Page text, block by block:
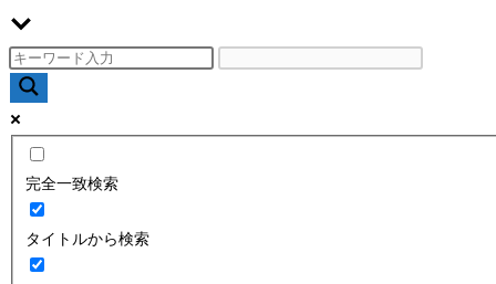
完全一致検索
タイトルから検索